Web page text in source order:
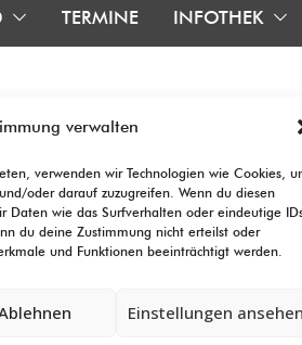
verwalten
verwenden wir Technologien wie Cookies,
oder darauf zuzugreifen. Wenn du diesen
Daten wie das Surfverhalten oder eindeutige
du deine Zustimmung nicht erteilst oder
und Funktionen beeinträchtigt werden.
Einstellungen ansehen
TERMINE INFOTHEK
von einander beantwortet werden.
Eure persönliche Meinung wird